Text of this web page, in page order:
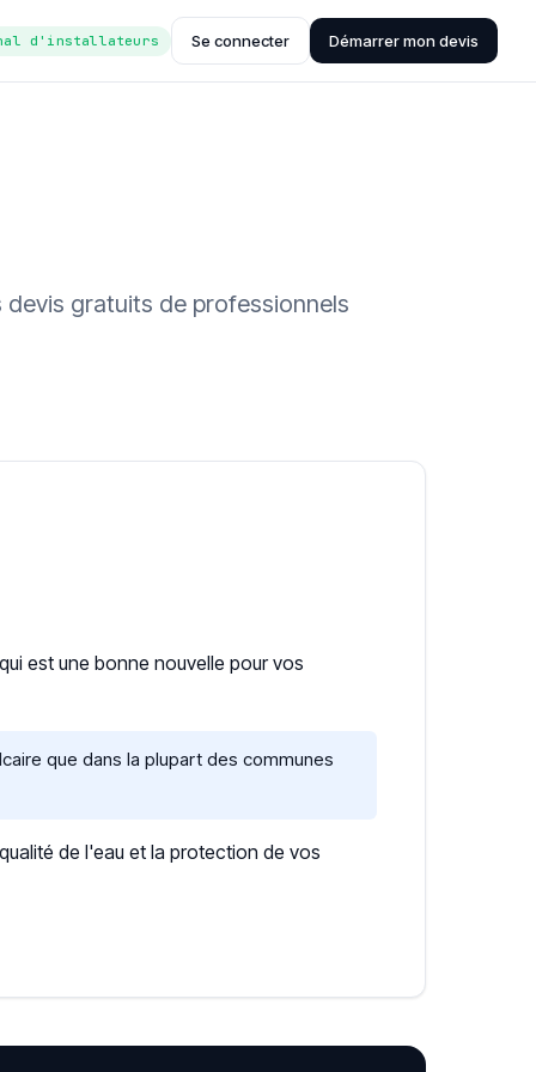
d'installateurs Se connecter Démarrer mon devis
devis gratuits de professionnels
est une bonne nouvelle pour vos
que dans la plupart des communes
de l'eau et la protection de vos